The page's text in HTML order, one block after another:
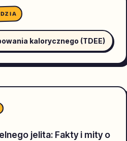
kalorycznego (TDEE)
jelita: Fakty i mity o